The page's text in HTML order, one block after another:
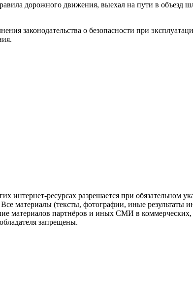
дорожного движения, выехал на пути в объезд
законодательства о безопасности при
интернет-ресурсах разрешается при обязательном
Все материалы (тексты, фотографии, иные результаты
материалов партнёров и иных СМИ в
запрещены.